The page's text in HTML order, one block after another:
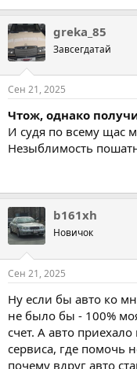
greka_85
Завсегдатай
Сен 21, 2025
Чтож, однако
И судя по всему щас
Незыблимость
b161xh
Новичок
Сен 21, 2025
Ну если бы авто ко
не было бы - 100%
счет. А авто приехало
сервиса, где помочь
почему вдруг авто